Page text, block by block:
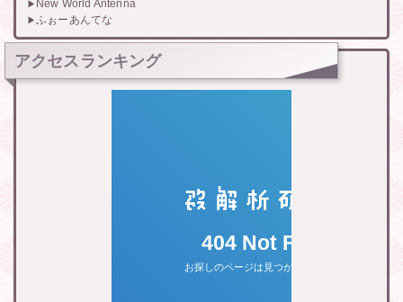
New World Antenna
ふぉーあんてな
アクセスランキング